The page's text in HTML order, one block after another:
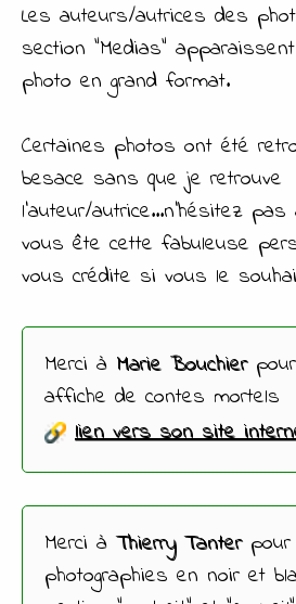
Les auteurs/autrices des
section "Medias"
photo en grand format.
Certaines photos ont été
besace sans que je retrouve
l'auteur/autrice...n'hésitez
vous ête cette fabuleuse
vous crédite si vous le
Merci à Marie Bouchierpour
affiche de contes mortels
lien vers son site
Merci àThierry Tanterpour
photographies en noir et